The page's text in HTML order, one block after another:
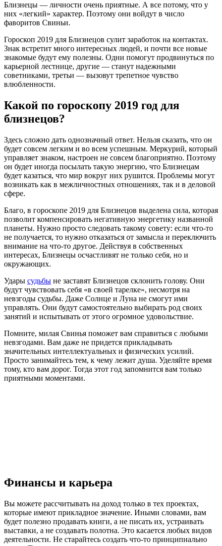
Близнецы — личности очень приятные. А все потому, что у
них «легкий» характер. Поэтому они войдут в число
фаворитов Свиньи.
Гороскоп 2019 для Близнецов сулит заработок на контактах.
Знак встретит много интересных людей, и почти все новые
знакомые будут ему полезны. Одни помогут продвинуться по
карьерной лестнице, другие — станут надежными
советниками, третьи — вызовут трепетное чувство
влюбленности.
Какой по гороскопу 2019 год для
близнецов?
Здесь сложно дать однозначный ответ. Нельзя сказать, что он
будет совсем легким и во всем успешным. Меркурий, который
управляет знаком, настроен не совсем благоприятно. Поэтому
он будет иногда посылать такую энергию, что Близнецам
будет казаться, что мир вокруг них рушится. Проблемы могут
возникать как в межличностных отношениях, так и в деловой
сфере.
Благо, в гороскопе 2019 для Близнецов выделена сила, которая
позволит компенсировать негативную энергетику названной
планеты. Нужно просто следовать такому совету: если что-то
не получается, то нужно отказаться от замысла и переключить
внимание на что-то другое. Действуя в собственных
интересах, Близнецы осчастливят не только себя, но и
окружающих.
Удары судьбы не заставят Близнецов склонить голову. Они
будут чувствовать себя «в своей тарелке», несмотря на
невзгоды судьбы. Даже Солнце и Луна не смогут ими
управлять. Они будут самостоятельно выбирать род своих
занятий и испытывать от этого огромное удовольствие.
Помните, милая Свинья поможет вам справиться с любыми
невзгодами. Вам даже не придется прикладывать
значительных интеллектуальных и физических усилий.
Просто занимайтесь тем, к чему лежит душа. Уделяйте время
тому, кто вам дорог. Тогда этот год запомнится вам только
приятными моментами.
Финансы и карьера
Вы можете рассчитывать на доход только в тех проектах,
которые имеют прикладное значение. Иными словами, вам
будет полезно продавать книги, а не писать их, устраивать
выставки, а не создавать полотна. Это касается любых видов
деятельности. Не старайтесь создать что-то принципиально